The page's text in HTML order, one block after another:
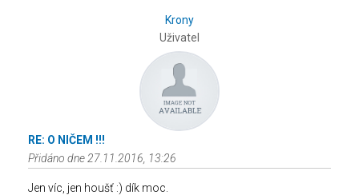
Krony
Uživatel
RE: O NIČEM !!!
Přidáno dne 27.11.2016, 13:26
Jen víc, jen houšť :) dík moc.